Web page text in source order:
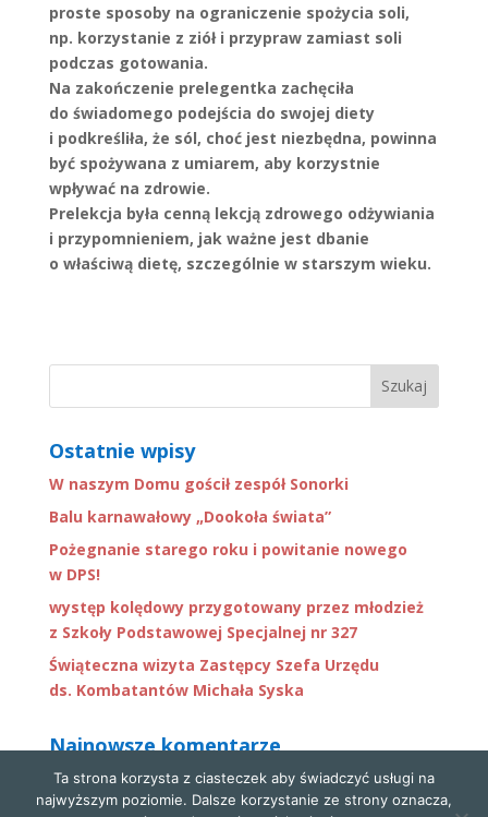
proste sposoby na ograniczenie spożycia soli,
np. korzystanie z ziół i przypraw zamiast soli
podczas gotowania.
Na zakończenie prelegentka zachęciła
do świadomego podejścia do swojej diety
i podkreśliła, że sól, choć jest niezbędna, powinna
być spożywana z umiarem, aby korzystnie
wpływać na zdrowie.
Prelekcja była cenną lekcją zdrowego odżywiania
i przypomnieniem, jak ważne jest dbanie
o właściwą dietę, szczególnie w starszym wieku.
Ostatnie wpisy
W naszym Domu gościł zespół Sonorki
Balu karnawałowy „Dookoła świata”
Pożegnanie starego roku i powitanie nowego
w DPS!
występ kolędowy przygotowany przez młodzież
z Szkoły Podstawowej Specjalnej nr 327
Świąteczna wizyta Zastępcy Szefa Urzędu
ds. Kombatantów Michała Syska
Najnowsze komentarze
Ta strona korzysta z ciasteczek aby świadczyć usługi na
najwyższym poziomie. Dalsze korzystanie ze strony oznacza,